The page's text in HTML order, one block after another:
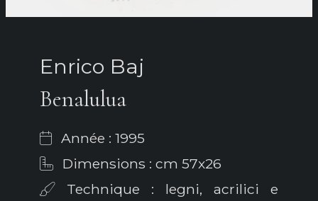
Enrico Baj
Benalulua
Année : 1995
Dimensions : cm 57x26
Technique : legni, acrilici e